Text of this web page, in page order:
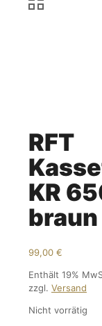
RFT
KR
braun
99,00 €
Enthält 19%
zzgl. Versand
Nicht vorrätig